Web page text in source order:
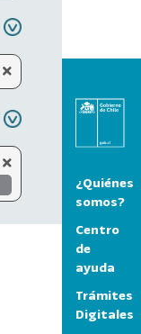
¿Quiénes
somos?
Centro
de
ayuda
Trámites
Digitales